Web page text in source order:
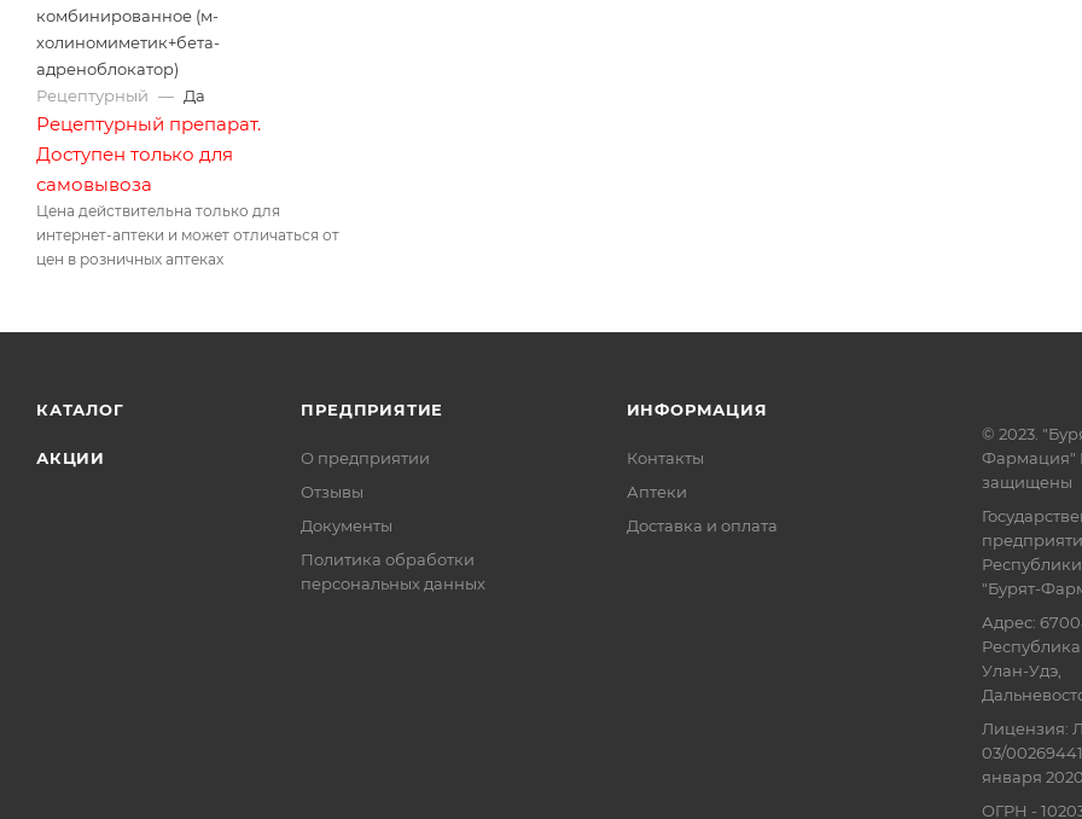
комбинированное (м-
холиномиметик+бета-
адреноблокатор)
Рецептурный — Да
Рецептурный препарат.
Доступен только для
самовывоза
Цена действительна только для
интернет-аптеки и может отличаться от
цен в розничных аптеках
КАТАЛОГ
АКЦИИ
ПРЕДПРИЯТИЕ
О предприятии
Отзывы
Документы
Политика обработки
персональных данных
ИНФОРМАЦИЯ
Контакты
Аптеки
Доставка и оплата
© 2023.
Фармация"
защищены
"Бурят-
Адрес:
Республика
Улан-Удэ,
Лицензия:
03/
января
ОГРН -